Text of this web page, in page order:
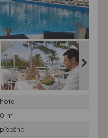
Port de Pollensa, hotel
Daina, venkovní terasa
hotel
0 m
písečná